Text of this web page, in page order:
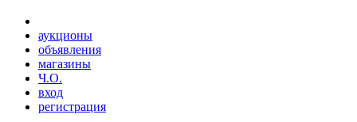
аукционы
объявления
магазины
Ч.О.
вход
регистрация